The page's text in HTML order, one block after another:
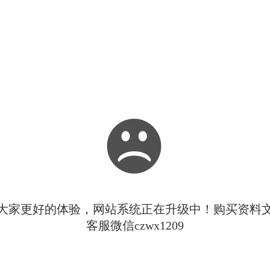
家更好的体验，网站系统正在升级中！购买资料
客服微信czwx1209